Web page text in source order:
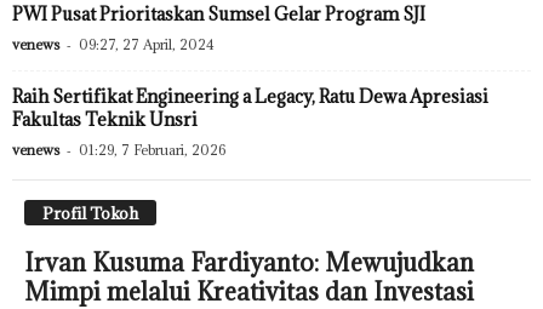
PWI Pusat Prioritaskan Sumsel Gelar Program SJI
venews - 09:27, 27 April, 2024
Raih Sertifikat Engineering a Legacy, Ratu Dewa Apresiasi
Fakultas Teknik Unsri
venews - 01:29, 7 Februari, 2026
Profil Tokoh
Irvan Kusuma Fardiyanto: Mewujudkan
Mimpi melalui Kreativitas dan Investasi